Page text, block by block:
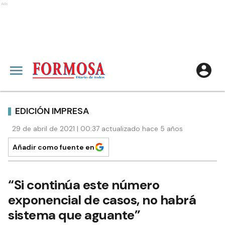
Ads
EDICIÓN IMPRESA
29 de abril de 2021 | 00:37 actualizado hace 5 años
Añadir como fuente en
“Si continúa este número
exponencial de casos, no habrá
sistema que aguante”